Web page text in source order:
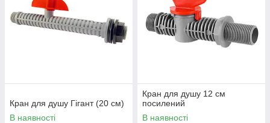
Кран для душу Гігант (20 см)
В наявності
Кран для душу 12 см
посилений
В наявності